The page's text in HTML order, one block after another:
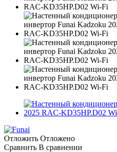
Отложить Отложено
Сравнить В сравнении